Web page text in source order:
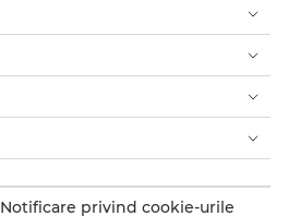
Notificare privind cookie-urile